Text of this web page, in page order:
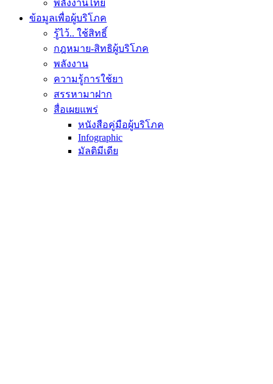
พลังงานไทย
ข้อมูลเพื่อผู้บริโภค
รู้ไว้.. ใช้สิทธิ์
กฎหมาย-สิทธิผู้บริโภค
พลังงาน
ความรู้การใช้ยา
สรรหามาฝาก
สื่อเผยแพร่
หนังสือคู่มือผู้บริโภค
Infographic
มัลติมีเดีย